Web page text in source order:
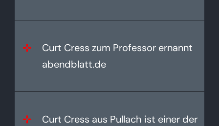
Curt Cress zum Professor ernannt
abendblatt.de
Curt Cress aus Pullach ist einer der